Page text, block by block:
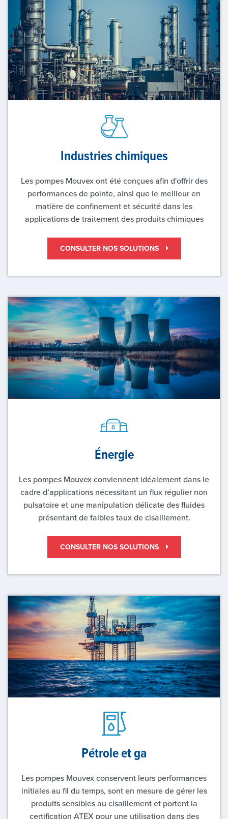
Industries chimiques
Les pompes Mouvex ont été conçues afin d'offrir des
performances de pointe, ainsi que le meilleur en
matière de confinement et sécurité dans les
applications de traitement des produits chimiques
CONSULTER NOS SOLUTIONS
Énergie
Les pompes Mouvex conviennent idéalement dans le
cadre d’applications nécessitant un flux régulier non
pulsatoire et une manipulation délicate des fluides
présentant de faibles taux de cisaillement.
CONSULTER NOS SOLUTIONS
Pétrole et ga
Les pompes Mouvex conservent leurs performances
initiales au fil du temps, sont en mesure de gérer les
produits sensibles au cisaillement et portent la
certification ATEX pour une utilisation dans des